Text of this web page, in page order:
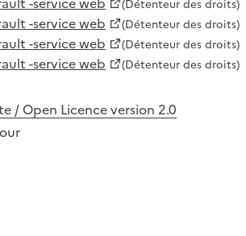
(Détenteur des droits)
-service web (Détenteur des droits)
-service web (Détenteur des droits)
-service web (Détenteur des droits)
/ Open Licence version 2.0